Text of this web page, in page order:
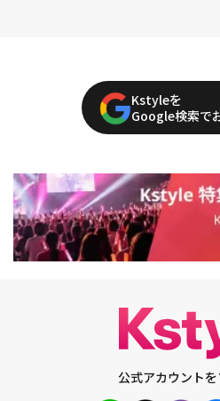
Kstyleを
Google検索で
公式アカウントを